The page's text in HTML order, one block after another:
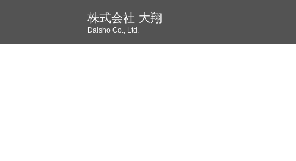
株式会社 大翔
Daisho Co., Ltd.